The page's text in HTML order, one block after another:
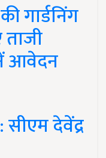
गार्डनिंग
आवेदन
देवेंद्र